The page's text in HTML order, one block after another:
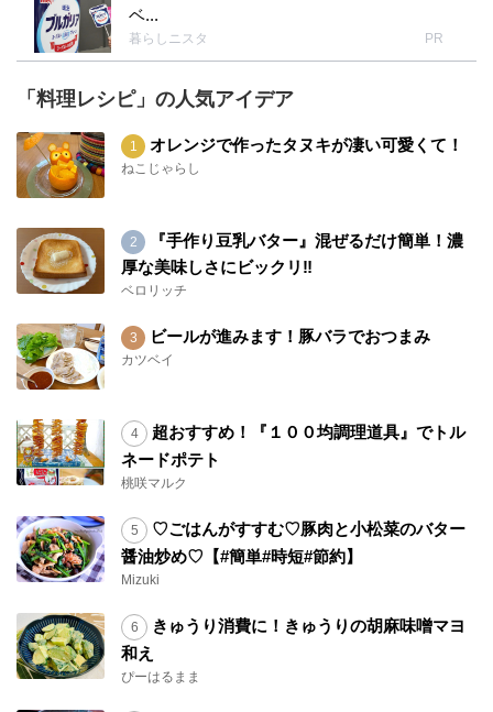
ベ...
暮らしニスタ PR
「料理レシピ」の人気アイデア
オレンジで作ったタヌキが凄い可愛くて！
ねこじゃらし
『手作り豆乳バター』混ぜるだけ簡単！濃
厚な美味しさにビックリ‼︎
ベロリッチ
ビールが進みます！豚バラでおつまみ
カツベイ
超おすすめ！『１００均調理道具』でトル
ネードポテト
桃咲マルク
♡ごはんがすすむ♡豚肉と小松菜のバター
醤油炒め♡【#簡単#時短#節約】
Mizuki
きゅうり消費に！きゅうりの胡麻味噌マヨ
和え
ぴーはるまま